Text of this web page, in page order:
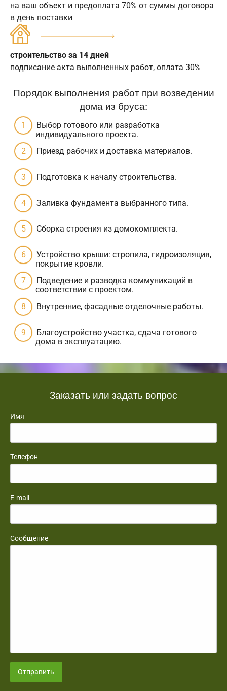
на ваш объект и предоплата 70% от суммы договора
в день поставки
строительство за 14 дней
подписание акта выполненных работ, оплата 30%
Порядок выполнения работ при возведении
дома из бруса:
Выбор готового или разработка
индивидуального проекта.
Приезд рабочих и доставка материалов.
Подготовка к началу строительства.
Заливка фундамента выбранного типа.
Сборка строения из домокомплекта.
Устройство крыши: стропила, гидроизоляция,
покрытие кровли.
Подведение и разводка коммуникаций в
соответствии с проектом.
Внутренние, фасадные отделочные работы.
Благоустройство участка, сдача готового
дома в эксплуатацию.
Заказать или задать вопрос
Имя
Телефон
E-mail
Сообщение
Отправить